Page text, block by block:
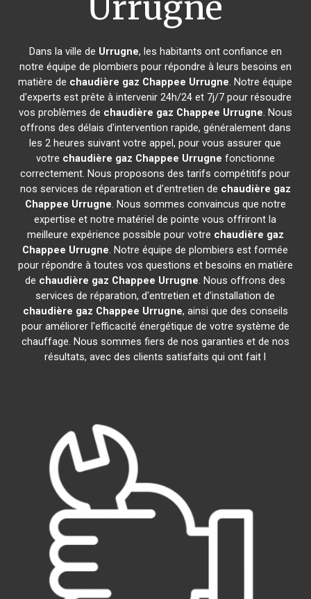
Dans la ville de Urrugne, les habitants ont confiance en
notre équipe de plombiers pour répondre à leurs besoins en
matière de chaudière gaz Chappee Urrugne. Notre équipe
d'experts est prête à intervenir 24h/24 et 7j/7 pour résoudre
vos problèmes de chaudière gaz Chappee Urrugne. Nous
offrons des délais d'intervention rapide, généralement dans
les 2 heures suivant votre appel, pour vous assurer que
votre chaudière gaz Chappee Urrugne fonctionne
correctement. Nous proposons des tarifs compétitifs pour
nos services de réparation et d'entretien de chaudière gaz
Chappee Urrugne. Nous sommes convaincus que notre
expertise et notre matériel de pointe vous offriront la
meilleure expérience possible pour votre chaudière gaz
Chappee Urrugne. Notre équipe de plombiers est formée
pour répondre à toutes vos questions et besoins en matière
de chaudière gaz Chappee Urrugne. Nous offrons des
services de réparation, d'entretien et d'installation de
chaudière gaz Chappee Urrugne, ainsi que des conseils
pour améliorer l'efficacité énergétique de votre système de
chauffage. Nous sommes fiers de nos garanties et de nos
résultats, avec des clients satisfaits qui ont fait l